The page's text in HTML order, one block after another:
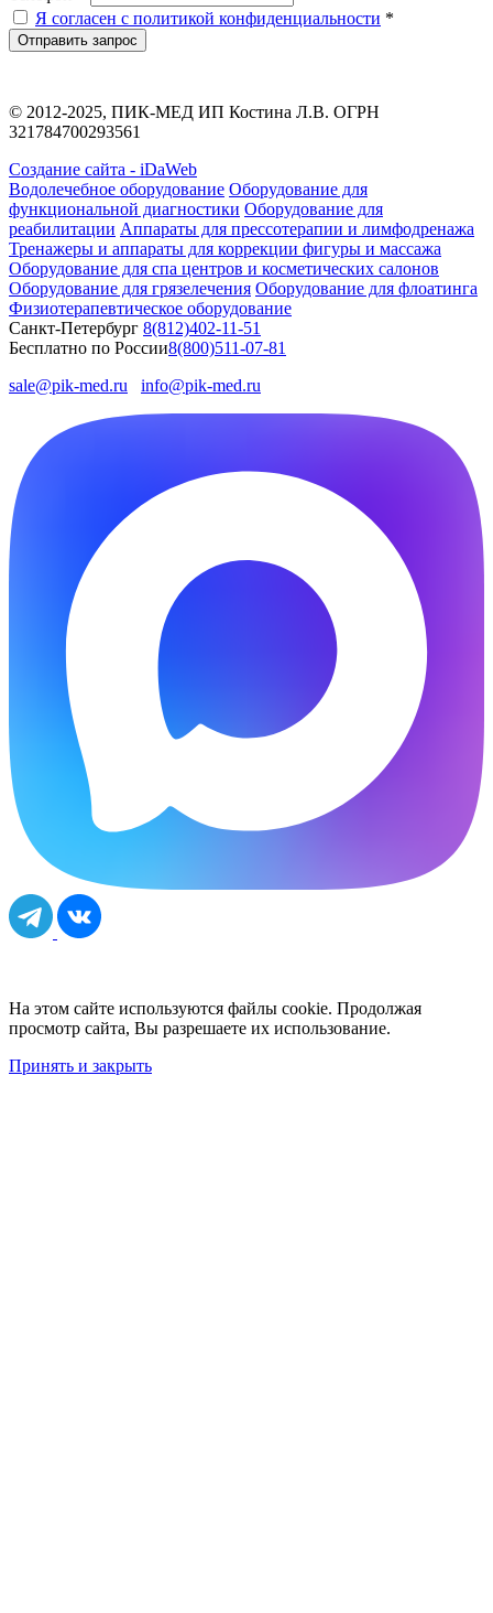
Я согласен с политикой конфиденциальности *
Отправить запрос
© 2012-2025, ПИК-МЕД ИП Костина Л.В. ОГРН
321784700293561
Создание сайта - iDaWeb
Водолечебное оборудование Оборудование для
функциональной диагностики Оборудование для
реабилитации Аппараты для прессотерапии и лимфодренажа
Тренажеры и аппараты для коррекции фигуры и массажа
Оборудование для спа центров и косметических салонов
Оборудование для грязелечения Оборудование для флоатинга
Физиотерапевтическое оборудование
Санкт-Петербург 8(812)402-11-51
Бесплатно по России8(800)511-07-81
sale@pik-med.ru
info@pik-med.ru
На этом сайте используются файлы cookie. Продолжая
просмотр сайта, Вы разрешаете их использование.
Принять и закрыть